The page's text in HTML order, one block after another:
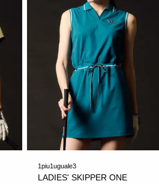
1piu1uguale3
LADIES' SKIPPER ONE